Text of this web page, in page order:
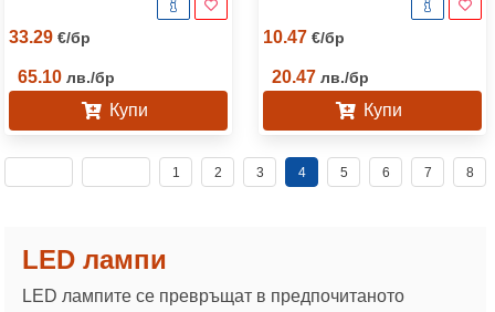
33.29 €/бр
65.10 лв./бр
Купи
10.47 €/бр
20.47 лв./бр
Купи
1 2 3 4 5 6 7 8
LED лампи
LED лампите се превръщат в предпочитаното